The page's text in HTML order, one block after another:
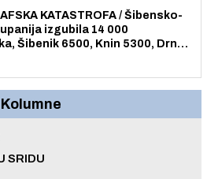
KATASTROFA / Šibensko-
izgubila 14 000
Šibenik 6500, Knin 5300, Drniš
Kolumne
SRIDU